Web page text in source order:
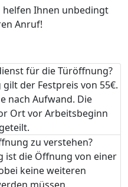
helfen Ihnen unbedingt
Anruf!
für die Türöffnung?
der Festpreis von 55€.
nach Aufwand. Die
Ort vor Arbeitsbeginn
zu verstehen?
ist die Öffnung von einer
keine weiteren